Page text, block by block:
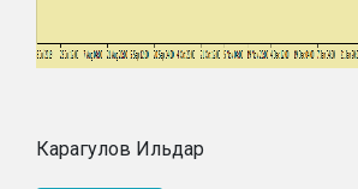
Карагулов Ильдар